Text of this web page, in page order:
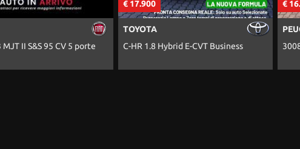
€ 17.900
C-HR 1.8 Hybrid E-CVT Business
€ 16.400
3008 PureTech Turbo 130 S&S Allure